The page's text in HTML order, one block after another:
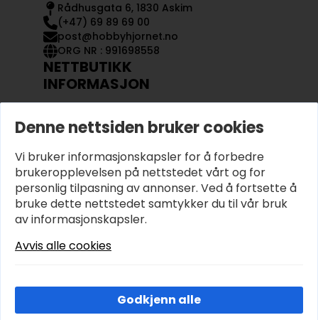
Rådhusgata 6, 1830 Askim
(+47) 69 89 69 00
post@hobbyhjornet.no
ORG NR : 991698558
NETTBUTIKK
INFORMASJON
OM OSS
KJØPSVILKÅR OG BETINGELSER
PERSONVERN
Denne nettsiden bruker cookies
Vi bruker informasjonskapsler for å forbedre
brukeropplevelsen på nettstedet vårt og for
personlig tilpasning av annonser. Ved å fortsette å
bruke dette nettstedet samtykker du til vår bruk
av informasjonskapsler.
Avvis alle cookies
Godkjenn alle